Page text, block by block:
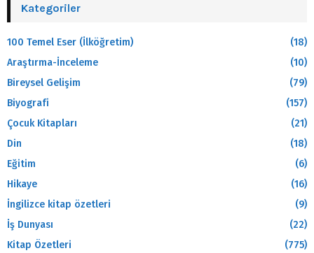
Kategoriler
100 Temel Eser (İlköğretim)
(18)
Araştırma-İnceleme
(10)
Bireysel Gelişim
(79)
Biyografi
(157)
Çocuk Kitapları
(21)
Din
(18)
Eğitim
(6)
Hikaye
(16)
İngilizce kitap özetleri
(9)
İş Dunyası
(22)
Kitap Özetleri
(775)